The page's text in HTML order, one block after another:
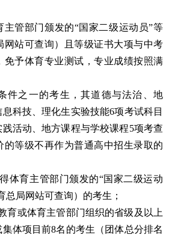
主管部门颁发的“国家二级运动员”等
网站可查询）且等级证书大项与中考
免予体育专业测试，专业成绩按照满
件之一的考生，其道德与法治、地
科技、理化生实验技能6项考试科目
活动、地方课程与学校课程5项考查
的等级不再作为普通高中招生录取的
体育主管部门颁发的“国家二级运动
总局网站可查询）的考生；
育或体育主管部门组织的省级及以上
体项目前8名的考生（团体总分排名